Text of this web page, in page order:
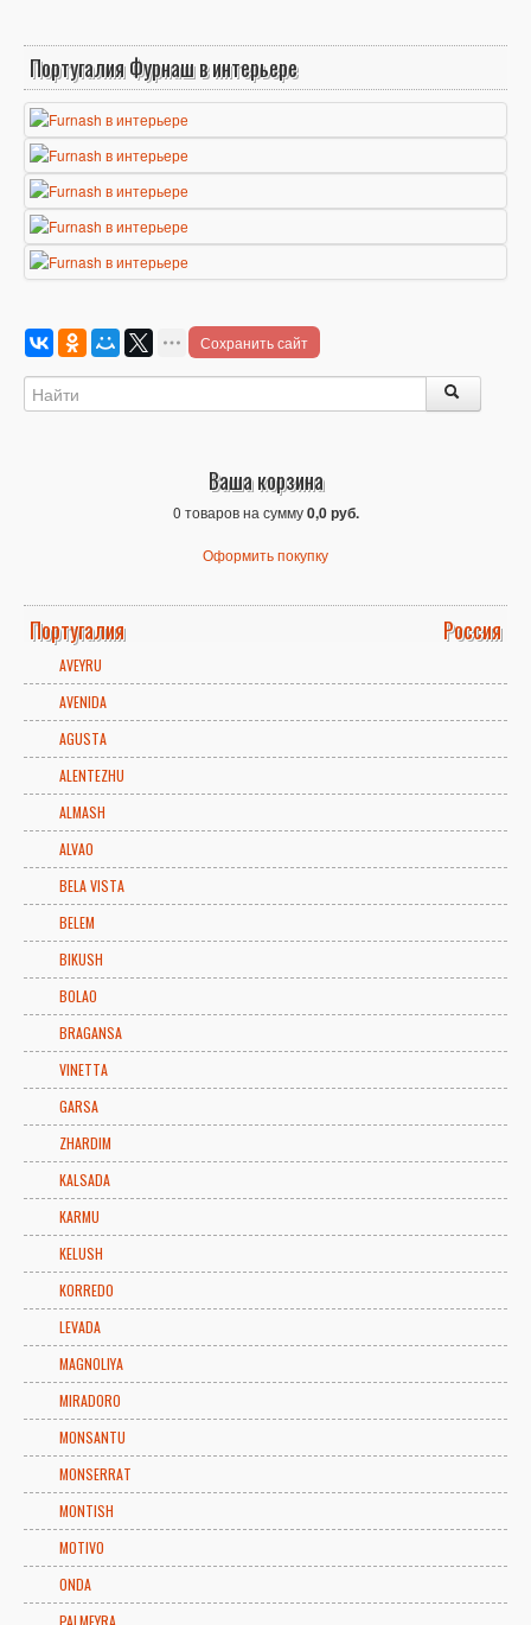
Португалия Фурнаш в интерьере
Сохранить сайт
Ваша корзина
0 товаров на сумму0,0 руб.
Оформить покупку
Португалия Россия
AVEYRU
AVENIDA
AGUSTA
ALENTEZHU
ALMASH
ALVAO
BELA VISTA
BELEM
BIKUSH
BOLAO
BRAGANSA
VINETTA
GARSA
ZHARDIM
KALSADA
KARMU
KELUSH
KORREDO
LEVADA
MAGNOLIYA
MIRADORO
MONSANTU
MONSERRAT
MONTISH
MOTIVO
ONDA